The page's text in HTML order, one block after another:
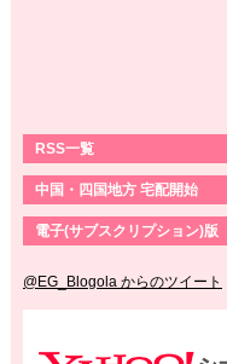
RSS一覧
中国・四国地方 宅配開始
電子(サブスクリプション)版
@EG_Blogola からのツイート